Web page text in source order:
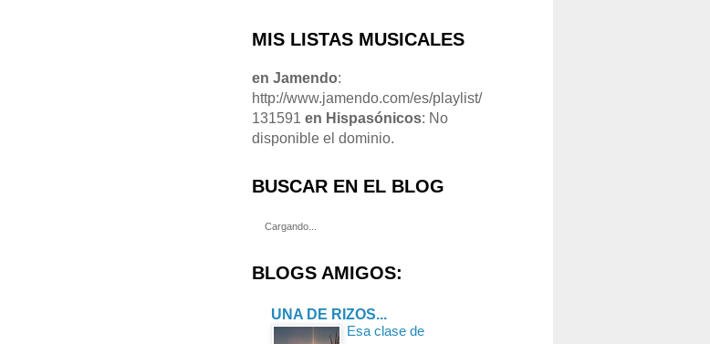
MIS LISTAS MUSICALES
en Jamendo:
http://www.jamendo.com/es/playlist/
131591 en Hispasónicos: No
disponible el dominio.
BUSCAR EN EL BLOG
Cargando...
BLOGS AMIGOS:
UNA DE RIZOS...
Esa clase de